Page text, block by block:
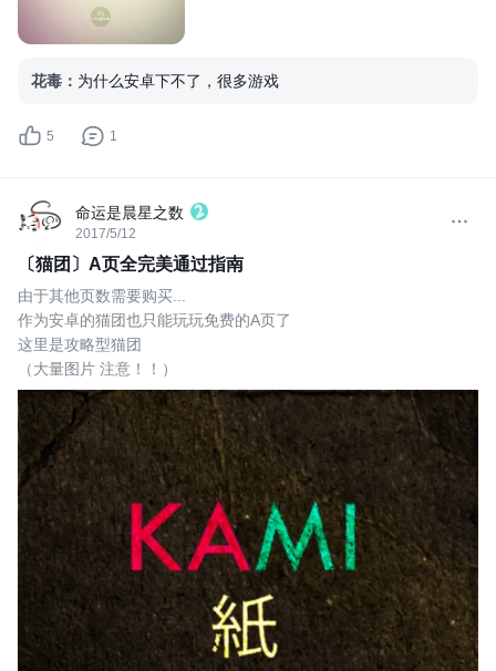
花毒 ： 为什么安卓下不了，很多游戏
5 1
命运是晨星之数
2017/5/12
〔猫团〕A页全完美通过指南
由于其他页数需要购买...
作为安卓的猫团也只能玩玩免费的A页了
这里是攻略型猫团
（大量图片 注意！！）